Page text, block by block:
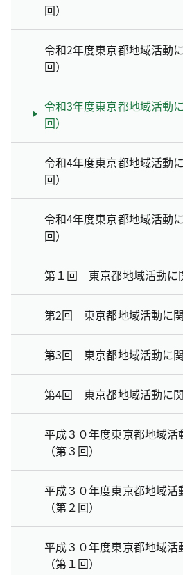
回）
令和2年度東京都地域活動
回）
令和3年度東京都地域活動
回）
令和4年度東京都地域活動
回）
令和4年度東京都地域活動
回）
第１回 東京都地域活動に
第2回 東京都地域活動に
第3回 東京都地域活動に
第4回 東京都地域活動に
平成３０年度東京都地域活
（第３回）
平成３０年度東京都地域活
（第２回）
平成３０年度東京都地域活
（第１回）